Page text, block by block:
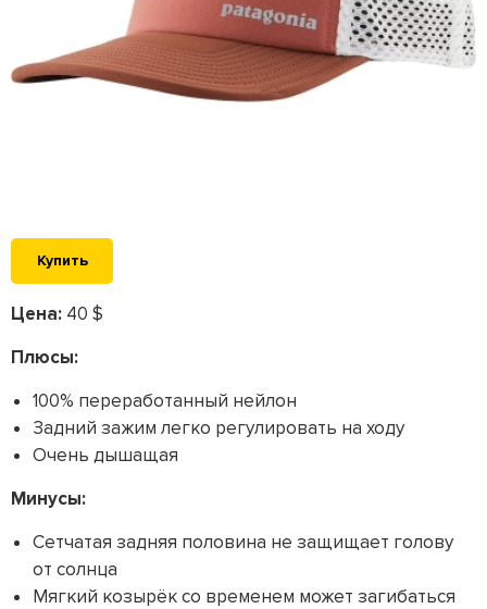
Купить
Цена: 40 $
Плюсы:
100% переработанный нейлон
Задний зажим легко регулировать на ходу
Очень дышащая
Минусы:
Сетчатая задняя половина не защищает голову
от солнца
Мягкий козырёк со временем может загибаться